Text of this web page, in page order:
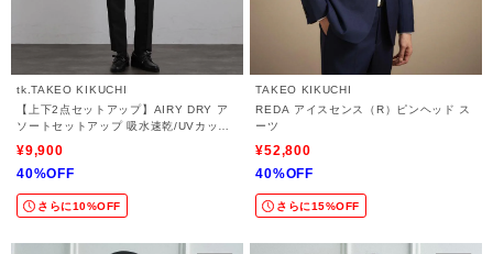
tk.TAKEO KIKUCHI
【上下2点セットアップ】AIRY DRY ア
ソートセットアップ 吸水速乾/UVカット/
マシーンウォッシャブル/ノーカラージャ
ケット/シングルジャケット/ワイドテーパ
ードパンツ
¥9,900
40%OFF
さらに10%OFF
TAKEO KIKUCHI
REDA アイスセンス（R）ピンヘッド ス
ーツ
¥52,800
40%OFF
さらに15%OFF